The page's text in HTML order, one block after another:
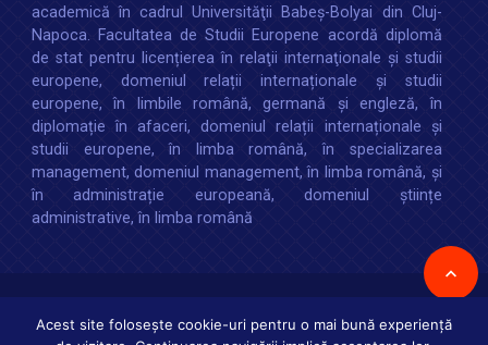
academică în cadrul Universităţii Babeș-Bolyai din Cluj-
Napoca. Facultatea de Studii Europene acordă diplomă
de stat pentru licențierea în relaţii internaţionale şi studii
europene, domeniul relații internaționale şi studii
europene, în limbile română, germană și engleză, în
diplomație în afaceri, domeniul relații internaționale și
studii europene, în limba română, în specializarea
management, domeniul management, în limba română, și
în administrație europeană, domeniul științe
administrative, în limba română
BolyaiToate drepturile rezervate
Acest site folosește cookie-uri pentru o mai bună experiență